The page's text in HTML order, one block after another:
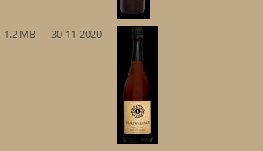
1.2 MB 30-11-2020